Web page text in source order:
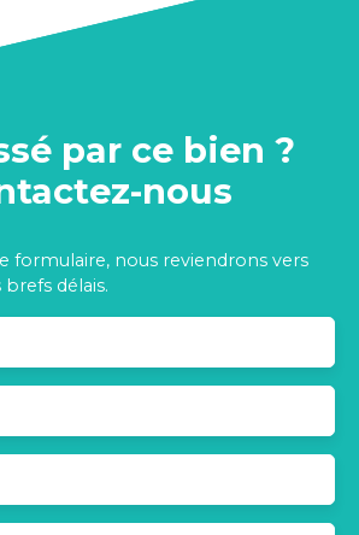
par ce bien ?
nous
formulaire, nous reviendrons vers
délais.